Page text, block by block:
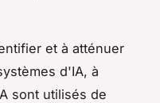
et à atténuer
d'IA, à
sont utilisés de